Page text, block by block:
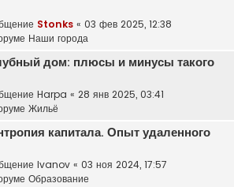
Stonks « 03 фев 2025, 12:38
Наши города
дом: плюсы и минусы такого
Harpa « 28 янв 2025, 03:41
Жильё
капитала. Опыт удаленного
Ivanov « 03 ноя 2024, 17:57
Образование